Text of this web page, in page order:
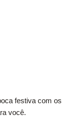
festiva com os
você.